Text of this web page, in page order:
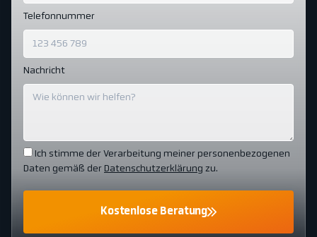
Telefonnummer
Nachricht
Ich stimme der Verarbeitung meiner personenbezogenen
Daten gemäß der Datenschutzerklärung zu.
Kostenlose Beratung